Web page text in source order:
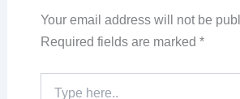
Your email address will not be
Required fields are marked *